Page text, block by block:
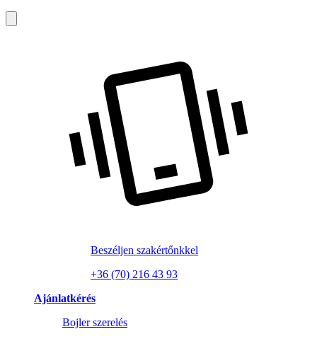
Beszéljen szakértőnkkel
+36 (70) 216 43 93
Ajánlatkérés
Bojler szerelés